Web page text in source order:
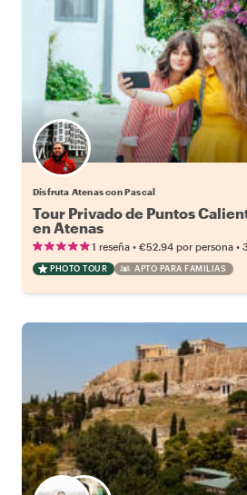
Disfruta Atenas con Pascal
Tour Privado de Puntos
en Atenas
1 reseña • €52.94 por persona •
PHOTO TOUR APTO PARA FAMILIAS